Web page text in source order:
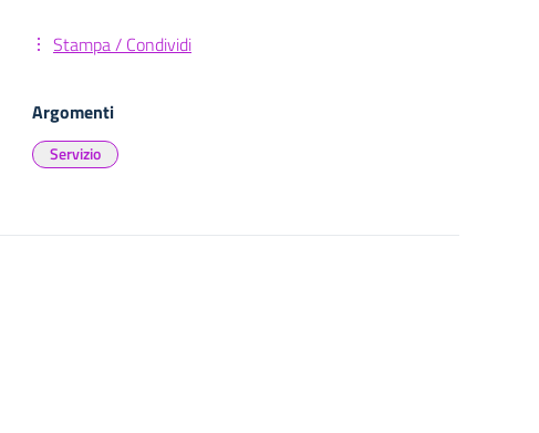
Stampa / Condividi
Argomenti
Servizio